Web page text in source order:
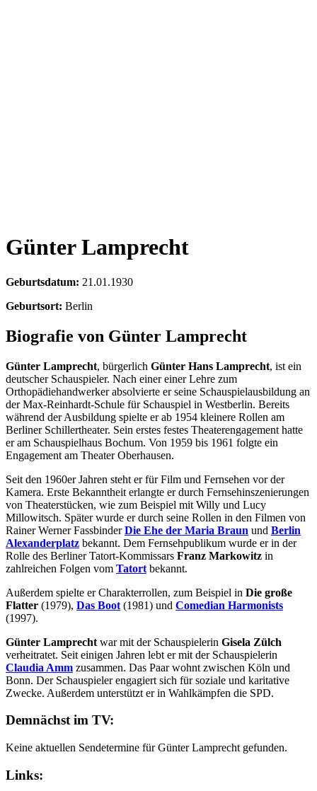
Günter Lamprecht
Geburtsdatum: 21.01.1930
Geburtsort: Berlin
Biografie von Günter Lamprecht
Günter Lamprecht, bürgerlich Günter Hans Lamprecht, ist ein
deutscher Schauspieler. Nach einer einer Lehre zum
Orthopädiehandwerker absolvierte er seine Schauspielausbildung an
der Max-Reinhardt-Schule für Schauspiel in Westberlin. Bereits
während der Ausbildung spielte er ab 1954 kleinere Rollen am
Berliner Schillertheater. Sein erstes festes Theaterengagement hatte
er am Schauspielhaus Bochum. Von 1959 bis 1961 folgte ein
Engagement am Theater Oberhausen.
Seit den 1960er Jahren steht er für Film und Fernsehen vor der
Kamera. Erste Bekanntheit erlangte er durch Fernsehinszenierungen
von Theaterstücken, wie zum Beispiel mit Willy und Lucy
Millowitsch. Später wurde er durch seine Rollen in den Filmen von
Rainer Werner FassbinderDie Ehe der Maria Braun und Berlin
Alexanderplatz bekannt. Dem Fernsehpublikum wurde er in der
Rolle des Berliner Tatort-Kommissars Franz Markowitz in
zahlreichen Folgen vom Tatort bekannt.
Außerdem spielte er Charakterrollen, zum Beispiel in Die große
Flatter (1979), Das Boot (1981) und Comedian Harmonists
(1997).
Günter Lamprecht war mit der Schauspielerin Gisela Zülch
verheitratet. Seit einigen Jahren lebt er mit der Schauspielerin
Claudia Amm zusammen. Das Paar wohnt zwischen Köln und
Bonn. Der Schauspieler engagiert sich für soziale und karitative
Zwecke. Außerdem unterstützt er in Wahlkämpfen die SPD.
Demnächst im TV:
Keine aktuellen Sendetermine für Günter Lamprecht gefunden.
Links: